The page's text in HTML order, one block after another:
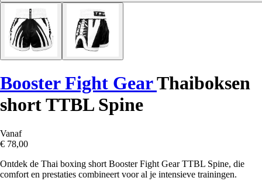
Booster Fight GearThaiboksen
short TTBL Spine
Vanaf
€ 78,00
Ontdek de Thai boxing short Booster Fight Gear TTBL Spine, die
comfort en prestaties combineert voor al je intensieve trainingen.